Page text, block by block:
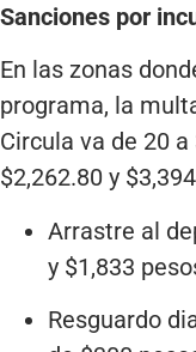
Sanciones por
En las zonas
programa, la
Circula va de 20
$2,262.80 y
Arrastre al
y $1,833
Resguardo